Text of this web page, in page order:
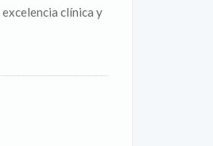
clínica y